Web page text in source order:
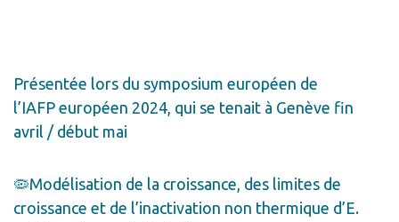
Présentée lors du symposium européen de
l’IAFP européen 2024, qui se tenait à Genève fin
avril / début mai
🦠Modélisation de la croissance, des limites de
croissance et de l’inactivation non thermique d’E.